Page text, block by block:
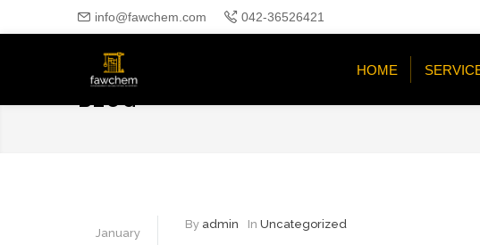
info@fawchem.com 042-36526421
HOME
BLOG
January
By admin In Uncategorized